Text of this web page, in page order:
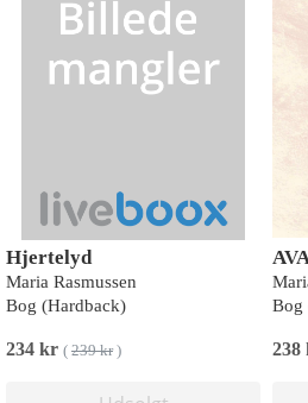
Hjertelyd
Maria Rasmussen
Bog (Hardback)
234 kr ( 239 kr)
Bog
238